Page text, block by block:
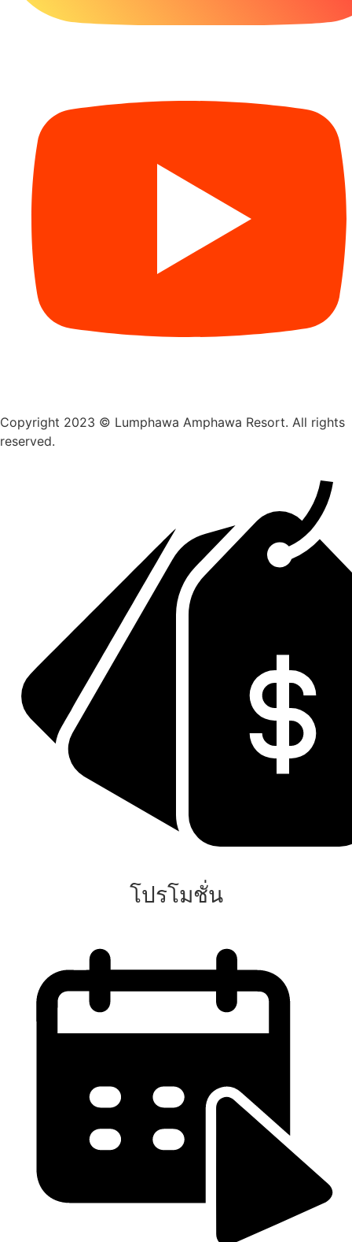
Copyright 2023 © Lumphawa Amphawa Resort. All rights
reserved.
โปรโมชั่น